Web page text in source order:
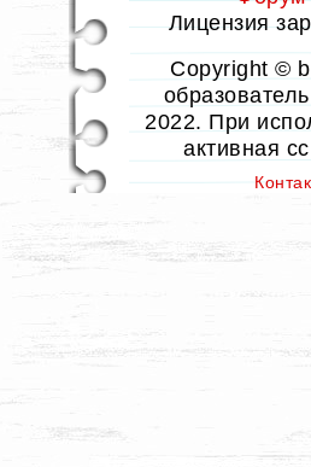
Лицензия
Copyright ©
2022. При
активная